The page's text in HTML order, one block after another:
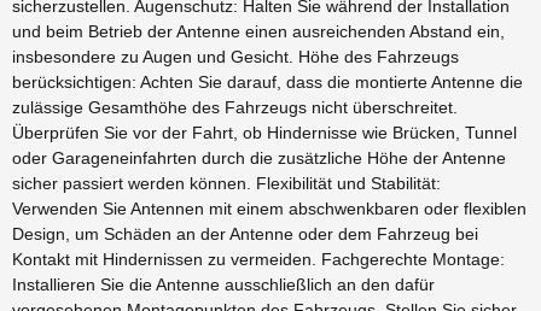
sicherzustellen. Augenschutz: Halten Sie während der Installation
und beim Betrieb der Antenne einen ausreichenden Abstand ein,
insbesondere zu Augen und Gesicht. Höhe des Fahrzeugs
berücksichtigen: Achten Sie darauf, dass die montierte Antenne die
zulässige Gesamthöhe des Fahrzeugs nicht überschreitet.
Überprüfen Sie vor der Fahrt, ob Hindernisse wie Brücken, Tunnel
oder Garageneinfahrten durch die zusätzliche Höhe der Antenne
sicher passiert werden können. Flexibilität und Stabilität:
Verwenden Sie Antennen mit einem abschwenkbaren oder flexiblen
Design, um Schäden an der Antenne oder dem Fahrzeug bei
Kontakt mit Hindernissen zu vermeiden. Fachgerechte Montage:
Installieren Sie die Antenne ausschließlich an den dafür